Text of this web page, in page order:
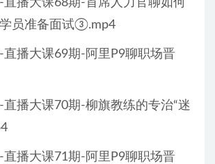
-直播大课68期-首席人力官聊如何
员准备面试③.mp4
-直播大课69期-阿里P9聊职场晋
直播大课70期-柳旗教练的专治“迷
-直播大课71期-阿里P9聊职场晋